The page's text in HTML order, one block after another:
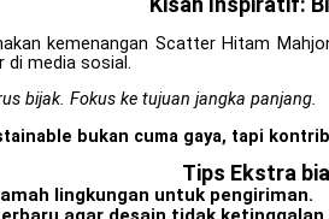
kemenangan Scatter Hitam
di media sosial.
bijak. Fokus ke tujuan jangka panjang.
bukan cuma gaya, tapi
Tips Ekstra
lingkungan untuk pengiriman.